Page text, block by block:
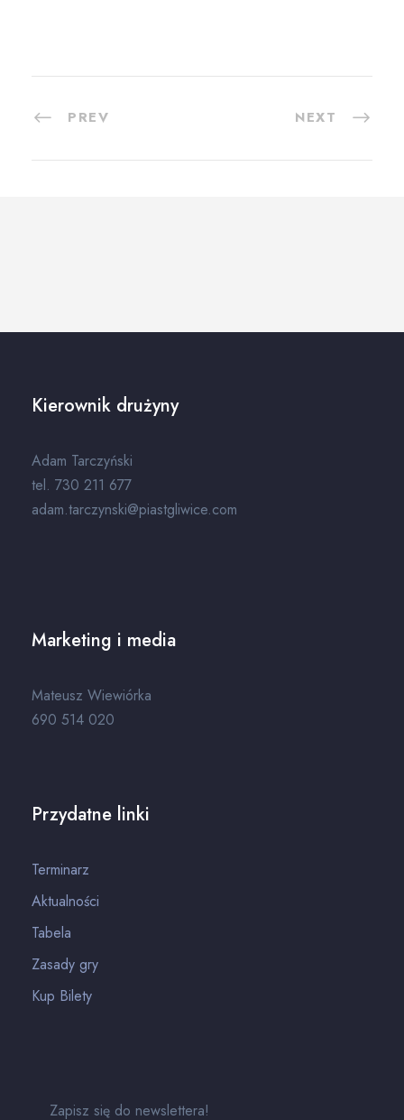
PREV NEXT
Kierownik drużyny
Adam Tarczyński
tel. 730 211 677
adam.tarczynski@piastgliwice.com
Marketing i media
Mateusz Wiewiórka
690 514 020
Przydatne linki
Terminarz
Aktualności
Tabela
Zasady gry
Kup Bilety
Zapisz się do newslettera!